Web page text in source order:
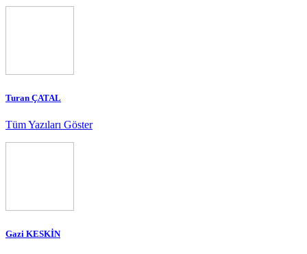
Turan ÇATAL
Tüm Yazıları Göster
Gazi KESKİN